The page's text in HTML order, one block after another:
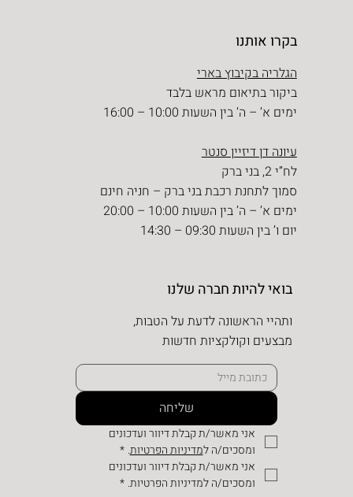
בקרו אותנו
הגלריה בקיבוץ בארי
ביקור בתיאום מראש בלבד
ימים א’ – ה’ בין השעות 10:00 – 16:00
עיונה דן דיזיין סנטר
לח”י 2, בני ברק
סמוך לתחנת רכבת בני ברק – חניה חינם
ימים א’ – ה’ בין השעות 10:00 – 20:00
יום ו’ בין השעות 09:30 – 14:30
בואי להיות חברה שלנו
ותהיי הראשונה לדעת על הטבות,
מבצעים וקולקציות חדשות
שליחה
ומסכים/ה למדיניות הפרטיות.
*
ומסכים/ה למדיניות הפרטיות. *